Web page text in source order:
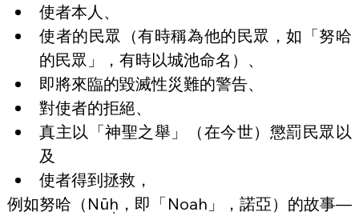
使者本人、
使者的民眾（有時稱為他的民眾，如「努哈
的民眾」，有時以城池命名）、
即將來臨的毀滅性災難的警告、
對使者的拒絕、
真主以「神聖之舉」（在今世）懲罰民眾以
及
使者得到拯救，
例如努哈（Nūḥ，即「Noah」，諾亞）的故事—